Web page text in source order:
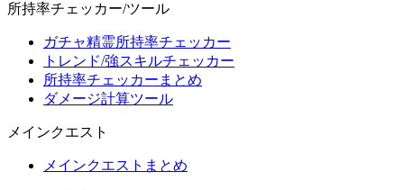
所持率チェッカー/ツール
ガチャ精霊所持率チェッカー
トレンド/強スキルチェッカー
所持率チェッカーまとめ
ダメージ計算ツール
メインクエスト
メインクエストまとめ